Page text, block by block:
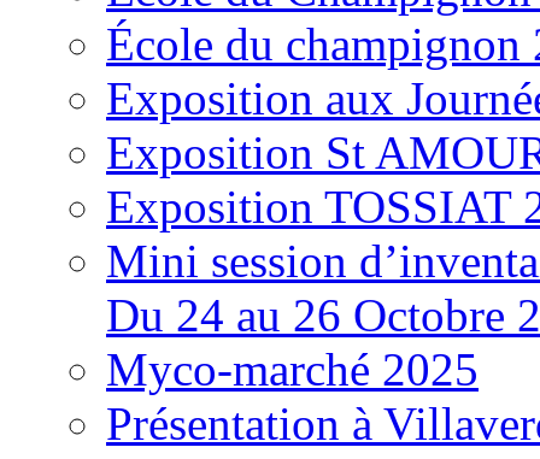
École du champignon
Exposition aux
Exposition St
Exposition TOSSIAT
Mini session
Du 24 au 26 Octobre
Myco-marché 2025
Présentation à